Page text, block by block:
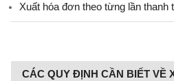
Xuất hóa đơn theo từng lần thanh
CÁC QUY ĐỊNH CẦN BIẾT VỀ